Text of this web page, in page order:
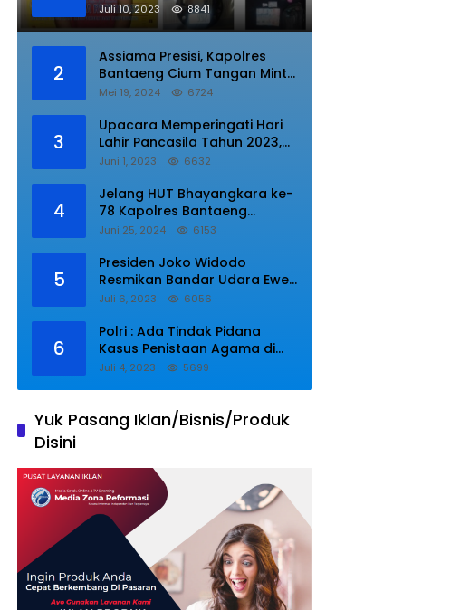
Juli 10, 2023 8841
2
Assiama Presisi, Kapolres
Bantaeng Cium Tangan Minta
di Doakan.
Mei 19, 2024 6724
3
Upacara Memperingati Hari
Lahir Pancasila Tahun 2023,
Wakapolres Lampung Utara
RI.
Juni 1, 2023 6632
4
Jelang HUT Bhayangkara ke-
78 Kapolres Bantaeng
Resmikan Sumur Bor di Desa
Juni 25, 2024 6153
5
Presiden Joko Widodo
Resmikan Bandar Udara Ewer
di Asmat
Juli 6, 2023 6056
6
Polri : Ada Tindak Pidana
Kasus Penistaan Agama di
Ponpes Al Zaytun
Juli 4, 2023 5699
Yuk Pasang Iklan/Bisnis/Produk
Disini